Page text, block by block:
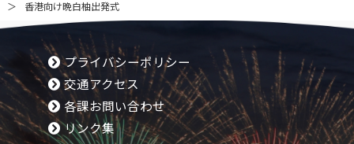
香港向け晩白柚出発式
プライバシーポリシー
交通アクセス
各課お問い合わせ
リンク集